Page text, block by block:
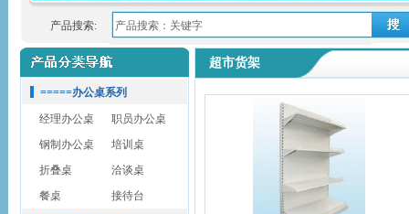
产品搜索:
=====办公桌系列
经理办公桌
职员办公桌
钢制办公桌
培训桌
折叠桌
洽谈桌
餐桌
接待台
超市货架